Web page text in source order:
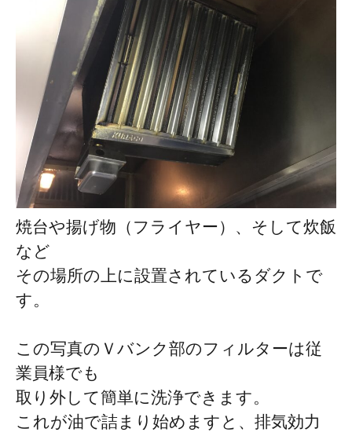
焼台や揚げ物（フライヤー）、そして炊飯
など
その場所の上に設置されているダクトで
す。
この写真のＶバンク部のフィルターは従
業員様でも
取り外して簡単に洗浄できます。
これが油で詰まり始めますと、排気効力